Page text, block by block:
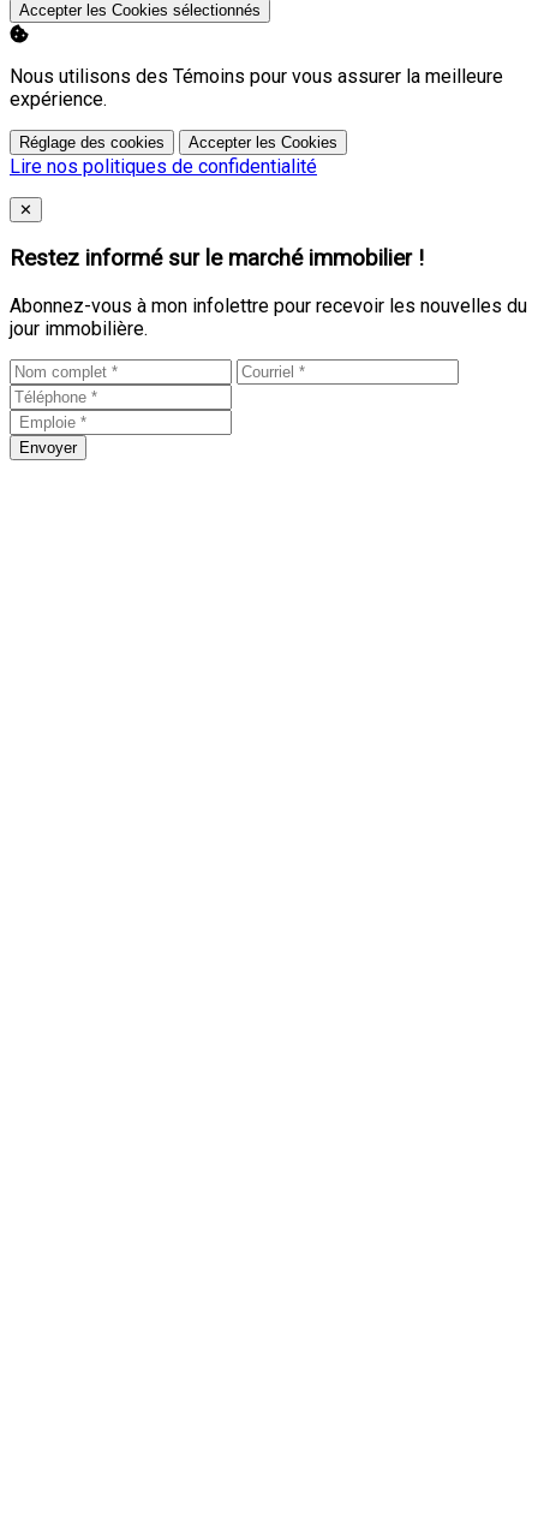
Accepter les Cookies sélectionnés
Nous utilisons des Témoins pour vous assurer la meilleure
expérience.
Réglage des cookies Accepter les Cookies
Lire nos politiques de confidentialité
Close
✕
Restez informé sur le marché immobilier !
Abonnez-vous à mon infolettre pour recevoir les nouvelles du
jour immobilière.
Envoyer